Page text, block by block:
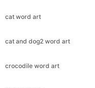
cat word art
cat and dog2 word art
crocodile word art